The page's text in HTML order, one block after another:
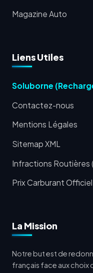
Magazine Auto
Liens Utiles
Soluborne
Contactez-nous
Mentions Légales
Sitemap XML
Infractions Routières
Prix Carburant Officiel
La Mission
Notre but est de
français face aux choix